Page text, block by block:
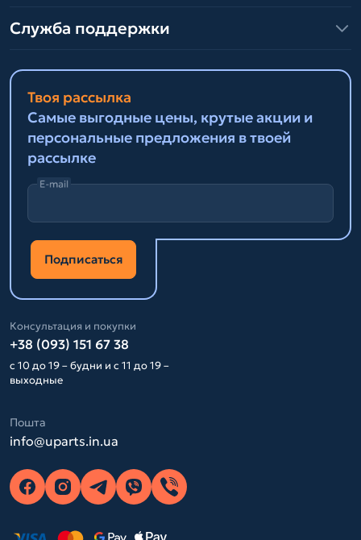
Служба поддержки
Твоя рассылка
Самые выгодные цены, крутые акции и
персональные предложения в твоей
рассылке
E-mail
Подписаться
Консультация и покупки
+38 (093) 151 67 38
с 10 до 19 – будни и с 11 до 19 –
выходные
Пошта
info@uparts.in.ua